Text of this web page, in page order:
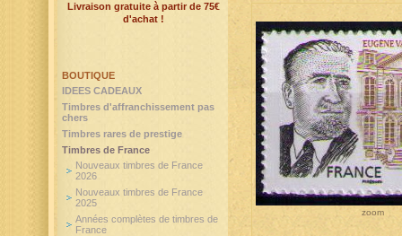
zoom
BOUTIQUE
IDEES CADEAUX
Timbres d'affranchissement pas
chers
Timbres rares de prestige
Timbres de France
Nouveaux timbres de France
2026
Nouveaux timbres de France
2025
Années complètes de timbres de
France
Livraison gratuite à partir de 75€
d'achat !